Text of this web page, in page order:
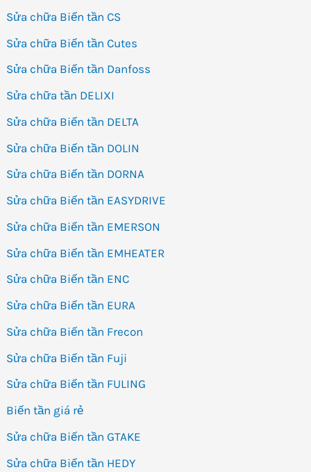
Sửa chữa Biến tần CS
Sửa chữa Biến tần Cutes
Sửa chữa Biến tần Danfoss
Sửa chữa tần DELIXI
Sửa chữa Biến tần DELTA
Sửa chữa Biến tần DOLIN
Sửa chữa Biến tần DORNA
Sửa chữa Biến tần EASYDRIVE
Sửa chữa Biến tần EMERSON
Sửa chữa Biến tần EMHEATER
Sửa chữa Biến tần ENC
Sửa chữa Biến tần EURA
Sửa chữa Biến tần Frecon
Sửa chữa Biến tần Fuji
Sửa chữa Biến tần FULING
Biến tần giá rẻ
Sửa chữa Biến tần GTAKE
Sửa chữa Biến tần HEDY